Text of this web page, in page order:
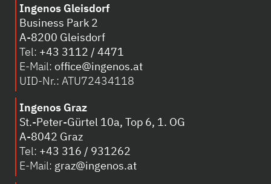
Ingenos Gleisdorf
Business Park 2
A-8200 Gleisdorf
Tel: +43 3112 / 4471
E-Mail: office@ingenos.at
UID-Nr.: ATU72434118
Ingenos Graz
St.-Peter-Gürtel 10a, Top 6, 1. OG
A-8042 Graz
Tel: +43 316 / 931262
E-Mail: graz@ingenos.at